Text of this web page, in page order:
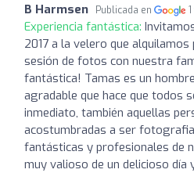
B Harmsen Publicada en
Experiencia fantástica:
2017 a la velero que alquilamos
sesión de fotos con nuestra
fantástica! Tamas es un
agradable que hace que todos
inmediato, también aquellas
acostumbradas a ser
fantásticas y profesionales de
muy valioso de un delicioso día